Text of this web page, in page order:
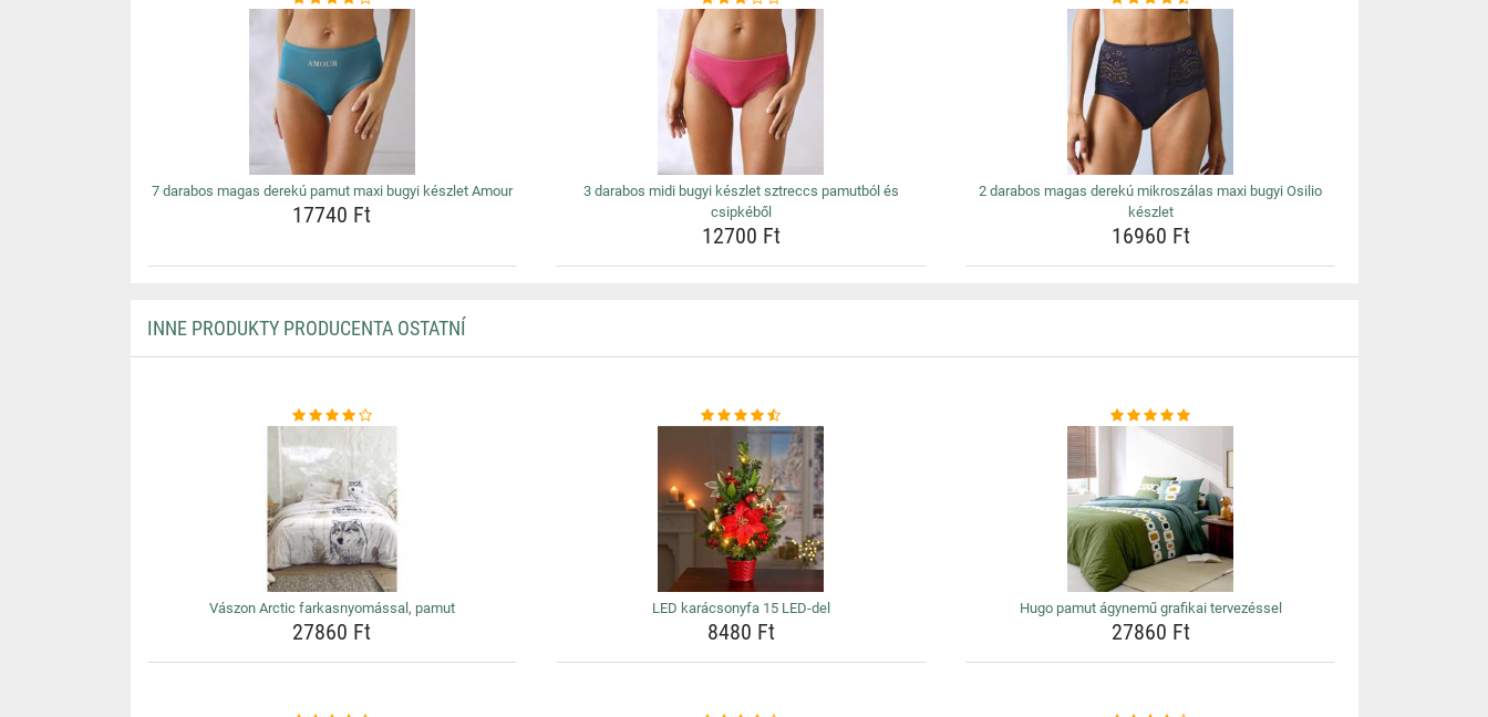
7 darabos magas derekú pamut maxi bugyi készlet Amour
17740 Ft
3 darabos midi bugyi készlet sztreccs pamutból és
csipkéből
12700 Ft
2 darabos magas derekú mikroszálas maxi bugyi Osilio
készlet
16960 Ft
INNE PRODUKTY PRODUCENTA OSTATNÍ
Vászon Arctic farkasnyomással, pamut
27860 Ft
LED karácsonyfa 15 LED-del
8480 Ft
Hugo pamut ágynemű grafikai tervezéssel
27860 Ft